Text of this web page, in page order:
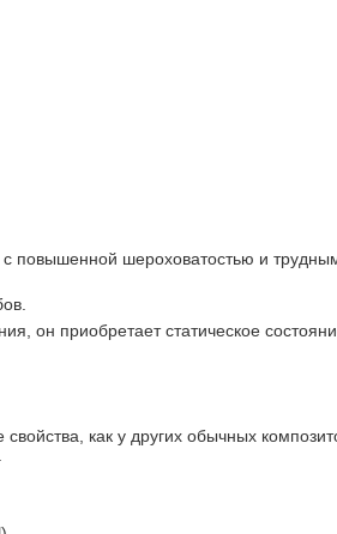
с повышенной шероховатостью и
он приобретает статическое
как у других обычных